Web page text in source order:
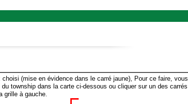
(mise en évidence dans le carré jaune), Pour ce faire, vous
township dans la carte ci-dessous ou cliquer sur un des carrés
grille à gauche.